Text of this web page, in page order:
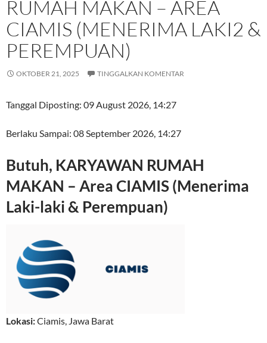
RUMAH MAKAN – AREA
CIAMIS (MENERIMA LAKI2 &
PEREMPUAN)
OKTOBER 21, 2025 TINGGALKAN KOMENTAR
Tanggal Diposting: 09 August 2026, 14:27
Berlaku Sampai: 08 September 2026, 14:27
Butuh, KARYAWAN RUMAH
MAKAN – Area CIAMIS (Menerima
Laki-laki & Perempuan)
Lokasi:Ciamis, Jawa Barat